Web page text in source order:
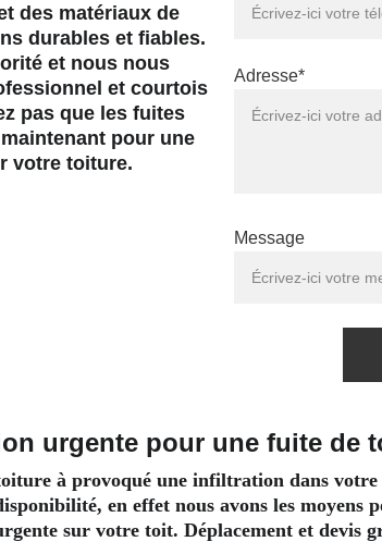
Adresse*
Message
des matériaux de
durables et fiables.
et nous nous
et courtois
pas que les fuites
pour une
votre toiture.
urgente pour une fuite de
à provoqué une infiltration dans votre
en effet nous avons les moyens
sur votre toit. Déplacement et devis